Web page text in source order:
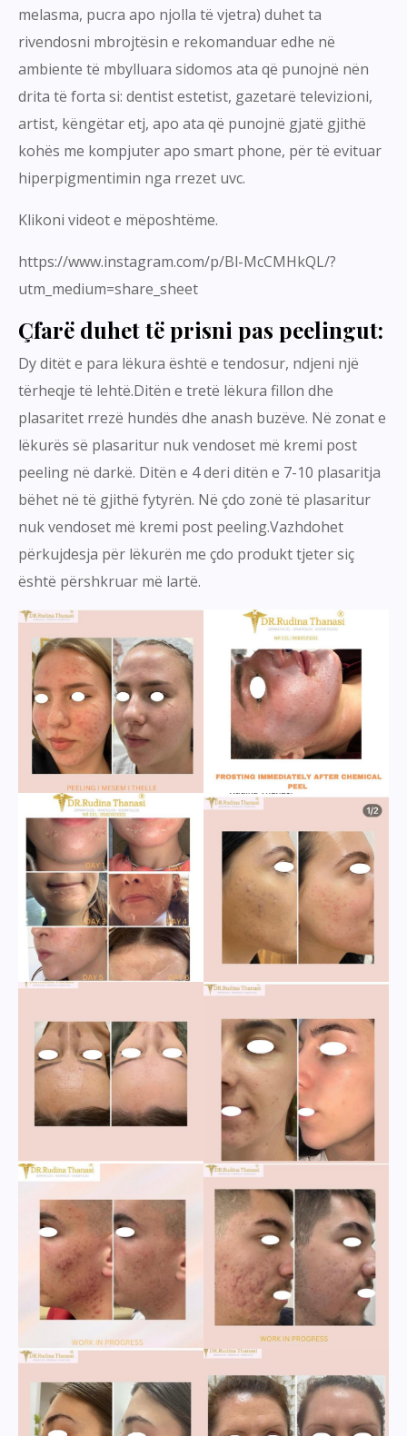
melasma, pucra apo njolla të vjetra) duhet ta
rivendosni mbrojtësin e rekomanduar edhe në
ambiente të mbylluara sidomos ata që punojnë nën
drita të forta si: dentist estetist, gazetarë televizioni,
artist, këngëtar etj, apo ata që punojnë gjatë gjithë
kohës me kompjuter apo smart phone, për të evituar
hiperpigmentimin nga rrezet uvc.
Klikoni videot e mëposhtëme.
https://www.instagram.com/p/Bl-McCMHkQL/?
utm_medium=share_sheet
Çfarë duhet të prisni pas peelingut:
Dy ditët e para lëkura është e tendosur, ndjeni një
tërheqje të lehtë.Ditën e tretë lëkura fillon dhe
plasaritet rrezë hundës dhe anash buzëve. Në zonat e
lëkurës së plasaritur nuk vendoset më kremi post
peeling në darkë. Ditën e 4 deri ditën e 7-10 plasaritja
bëhet në të gjithë fytyrën. Në çdo zonë të plasaritur
nuk vendoset më kremi post peeling.Vazhdohet
përkujdesja për lëkurën me çdo produkt tjeter siç
është përshkruar më lartë.